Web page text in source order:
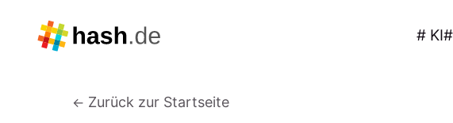
# KI
Zurück zur Startseite